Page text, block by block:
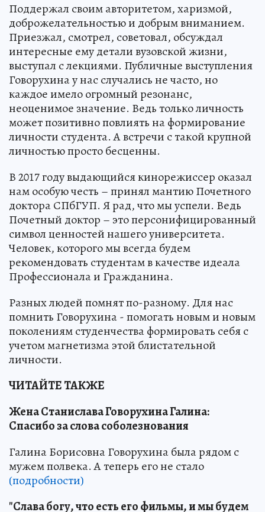
Поддержал своим авторитетом, харизмой,
доброжелательностью и добрым вниманием.
Приезжал, смотрел, советовал, обсуждал
интересные ему детали вузовской жизни,
выступал с лекциями. Публичные выступления
Говорухина у нас случались не часто, но
каждое имело огромный резонанс,
неоценимое значение. Ведь только личность
может позитивно повлиять на формирование
личности студента. А встречи с такой крупной
личностью просто бесценны.
В 2017 году выдающийся кинорежиссер оказал
нам особую честь – принял мантию Почетного
доктора СПбГУП. Я рад, что мы успели. Ведь
Почетный доктор – это персонифицированный
символ ценностей нашего университета.
Человек, которого мы всегда будем
рекомендовать студентам в качестве идеала
Профессионала и Гражданина.
Разных людей помнят по-разному. Для нас
помнить Говорухина - помогать новым и новым
поколениям студенчества формировать себя с
учетом магнетизма этой блистательной
личности.
ЧИТАЙТЕ ТАКЖЕ
Жена Станислава Говорухина Галина:
Спасибо за слова соболезнования
Галина Борисовна Говорухина была рядом с
мужем полвека. А теперь его не стало
(подробности)
"Слава богу, что есть его фильмы, и мы будем